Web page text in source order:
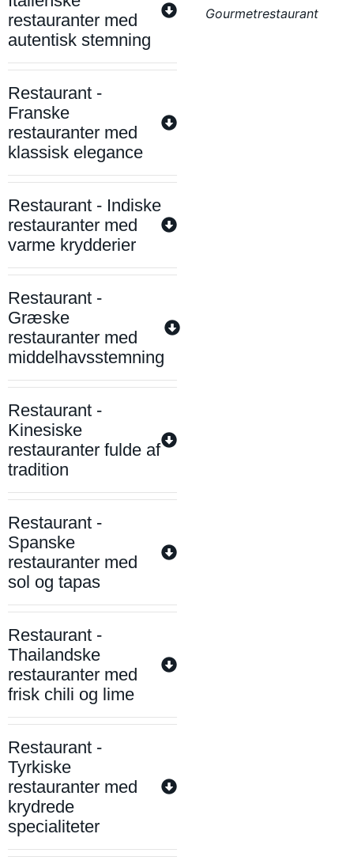
restauranter med
autentisk stemning
Restaurant -
Franske
restauranter med
klassisk elegance
Restaurant - Indiske
restauranter med
varme krydderier
Restaurant -
Græske
restauranter med
middelhavsstemning
Restaurant -
Kinesiske
restauranter fulde af
tradition
Restaurant -
Spanske
restauranter med
sol og tapas
Restaurant -
Thailandske
restauranter med
frisk chili og lime
Restaurant -
Tyrkiske
restauranter med
krydrede
specialiteter
Gourmetrestaurant